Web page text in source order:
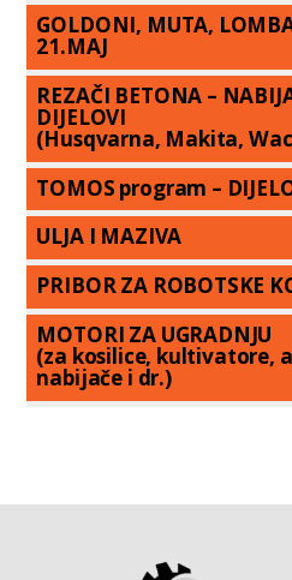
GOLDONI, MUTA,
21.MAJ
REZAČI BETONA –
DIJELOVI
(Husqvarna, Makita,
TOMOS program –
ULJA I MAZIVA
PRIBOR ZA ROBOTSKE
MOTORI ZA UGRADNJU
(za kosilice, kultivatore,
nabijače i dr.)